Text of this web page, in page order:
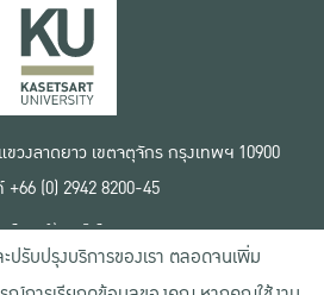
วงลาดยาว เขตจตุจักร กรุงเทพฯ 10900
(0) 2942 8200-45
นไขการใช้งานเว็บไซต์
ตกลงด้านสิทธิ์ใช้งาน
บายความเป็นส่วนตัว
ปรับปรุงบริการของเรา ตลอดจนเพิ่ม